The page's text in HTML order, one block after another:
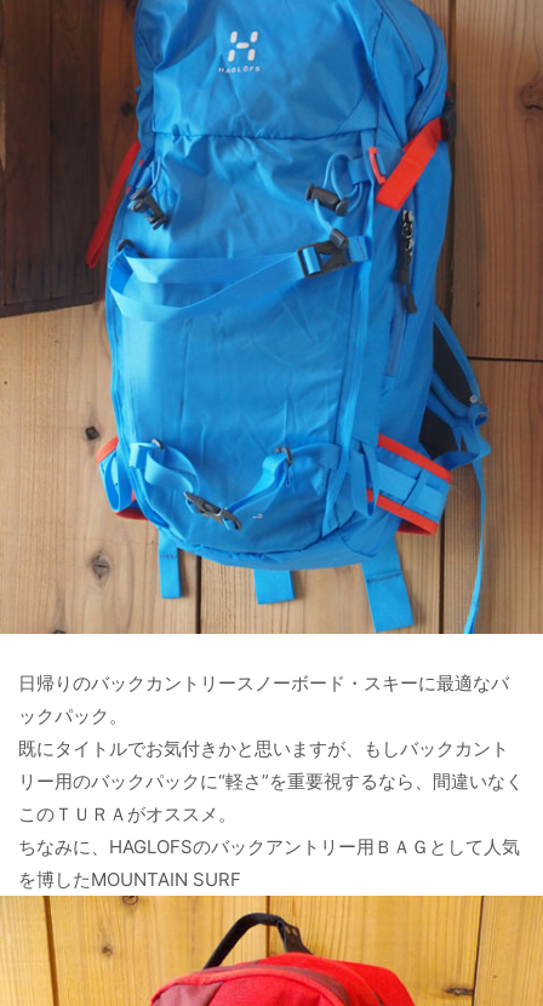
日帰りのバックカントリースノーボード・スキーに最適なバ
ックパック。
既にタイトルでお気付きかと思いますが、もしバックカント
リー用のバックパックに“軽さ”を重要視するなら、間違いなく
このＴＵＲＡがオススメ。
ちなみに、HAGLOFSのバックアントリー用ＢＡＧとして人気
を博したMOUNTAIN SURF